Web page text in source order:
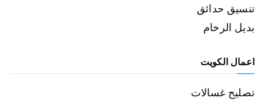
تنسيق حدائق
بديل الرخام
اعمال الكويت
تصليح غسالات